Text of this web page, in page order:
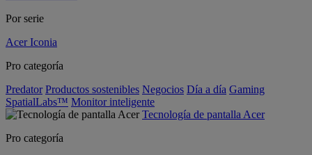
Por serie
Acer Iconia
Pro categoría
Predator Productos sostenibles Negocios Día a día Gaming
SpatialLabs™ Monitor inteligente
Tecnología de pantalla Acer
Pro categoría